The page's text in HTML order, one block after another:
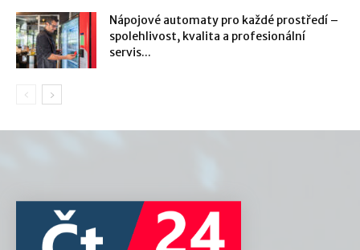
Nápojové automaty pro každé prostředí –
spolehlivost, kvalita a profesionální
servis...